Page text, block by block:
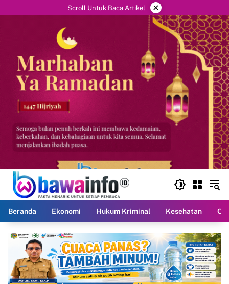
ke
Scroll Untuk Baca Artikel ×
Beranda Ekonomi Hukum Kriminal Kesehatan